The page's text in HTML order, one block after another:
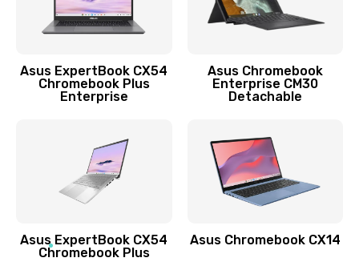
Замена аккумулятора
890 руб.
Заказать
890 руб.
Asus ExpertBook CX54
Chromebook Plus
Enterprise
Asus Chromebook
Enterprise CM30
Detachable
Asus ExpertBook CX54
Chromebook Plus
Asus Chromebook CX14